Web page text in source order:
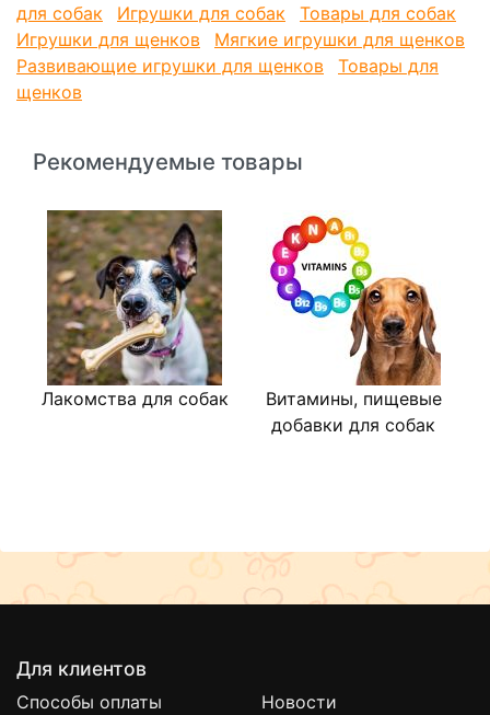
для собак
Игрушки для собак
Товары для собак
Игрушки для щенков
Мягкие игрушки для щенков
Развивающие игрушки для щенков
Товары для
щенков
Рекомендуемые товары
Лакомства для собак
Витамины, пищевые
добавки для собак
Для клиентов
Способы оплаты
Новости